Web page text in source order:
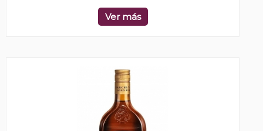
Ver más